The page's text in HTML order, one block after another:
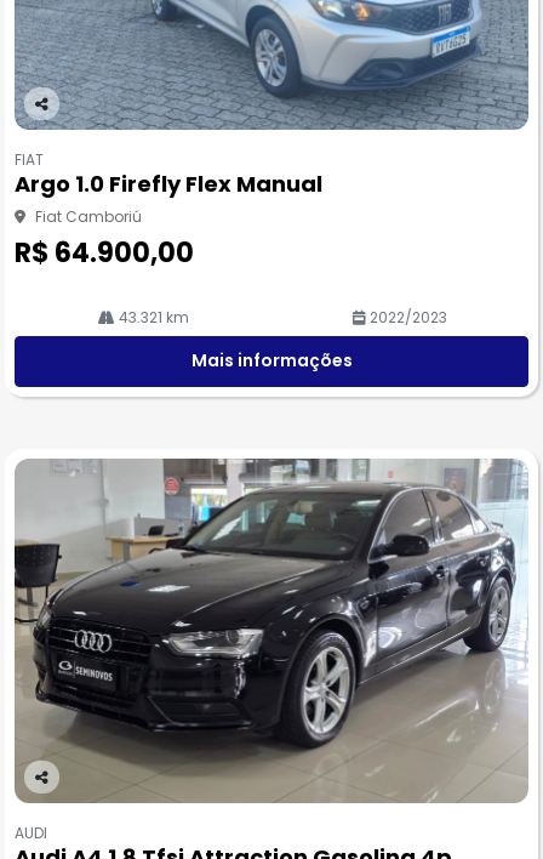
Co
pa
rtil
he
FIAT
Argo 1.0 Firefly Flex Manual
Fiat Camboriú
R$ 64.900,00
43.321 km 2022/2023
Mais informações
Co
pa
AUDI